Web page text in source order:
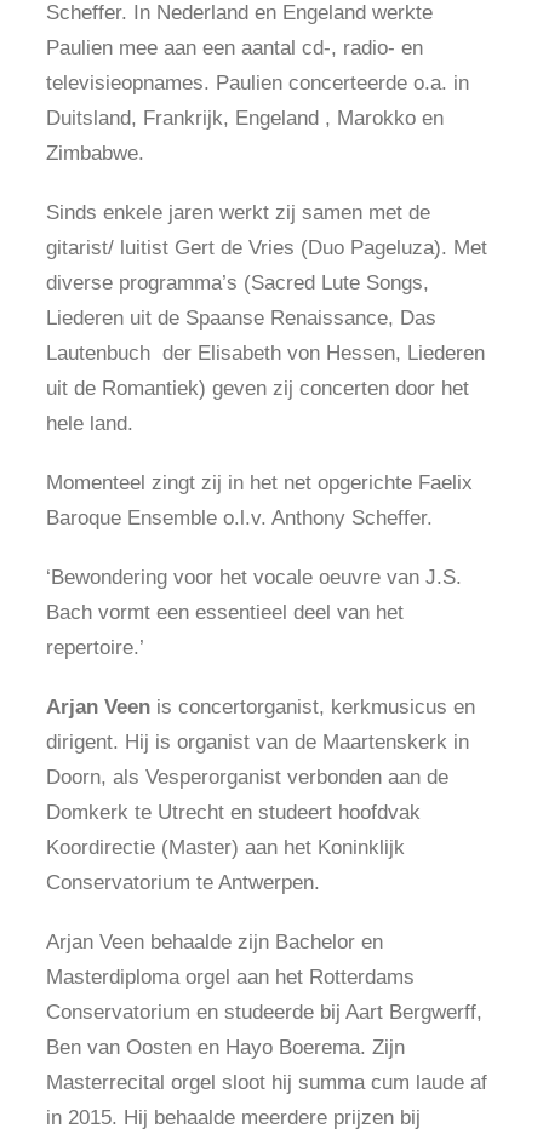
Scheffer. In Nederland en Engeland werkte
Paulien mee aan een aantal cd-, radio- en
televisieopnames. Paulien concerteerde o.a. in
Duitsland, Frankrijk, Engeland , Marokko en
Zimbabwe.
Sinds enkele jaren werkt zij samen met de
gitarist/ luitist Gert de Vries (Duo Pageluza). Met
diverse programma’s (Sacred Lute Songs,
Liederen uit de Spaanse Renaissance, Das
Lautenbuch der Elisabeth von Hessen, Liederen
uit de Romantiek) geven zij concerten door het
hele land.
Momenteel zingt zij in het net opgerichte Faelix
Baroque Ensemble o.l.v. Anthony Scheffer.
‘Bewondering voor het vocale oeuvre van J.S.
Bach vormt een essentieel deel van het
repertoire.’
Arjan Veen is concertorganist, kerkmusicus en
dirigent. Hij is organist van de Maartenskerk in
Doorn, als Vesperorganist verbonden aan de
Domkerk te Utrecht en studeert hoofdvak
Koordirectie (Master) aan het Koninklijk
Conservatorium te Antwerpen.
Arjan Veen behaalde zijn Bachelor en
Masterdiploma orgel aan het Rotterdams
Conservatorium en studeerde bij Aart Bergwerff,
Ben van Oosten en Hayo Boerema. Zijn
Masterrecital orgel sloot hij summa cum laude af
in 2015. Hij behaalde meerdere prijzen bij